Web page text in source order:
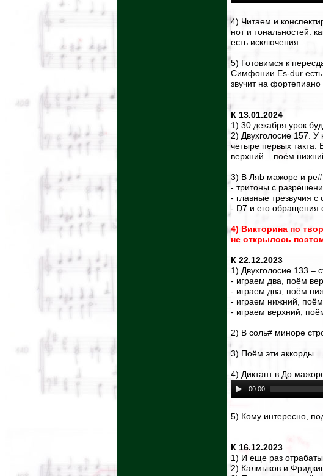
4) Читаем и
нот и тональностей:
есть исключения.
5) Готовимся к
Симфонии Es-dur есть
звучит на
К 13.01.2024
1) 30 декабря урок
2) Двухголосие 157. У
четыре первых
верхний – поём
3) В Ляb мажоре и
- тритоны с
- главные трезвучия
- D7 и его обращения
4) Викторина по
не открылось
К 22.12.2023
1) Двухголосие 133 –
- играем два, поём
- играем два, поём
- играем нижний,
- играем верхний,
2) В соль# миноре
3) Поём эти аккорды
4) Диктант в До
00:00
5) Кому интересно,
К 16.12.2023
1) И еще раз
2) Калмыков и